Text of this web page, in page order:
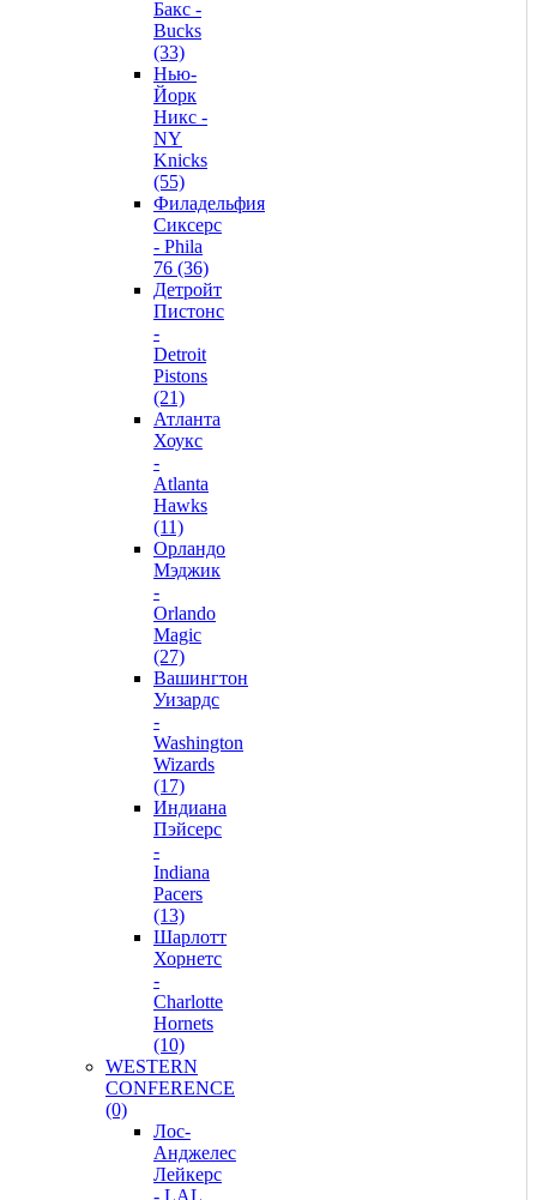
Бакс -
Bucks
(33)
Нью-
Йорк
Никс -
NY
Knicks
(55)
Филадельфия
Сиксерс
- Phila
76 (36)
Детройт
Пистонс
-
Detroit
Pistons
(21)
Атланта
Хоукс
-
Atlanta
Hawks
(11)
Орландо
Мэджик
-
Orlando
Magic
(27)
Вашингтон
Уизардс
-
Washington
Wizards
(17)
Индиана
Пэйсерс
-
Indiana
Pacers
(13)
Шарлотт
Хорнетс
-
Charlotte
Hornets
(10)
WESTERN
CONFERENCE
(0)
Лос-
Анджелес
Лейкерс
- LAL